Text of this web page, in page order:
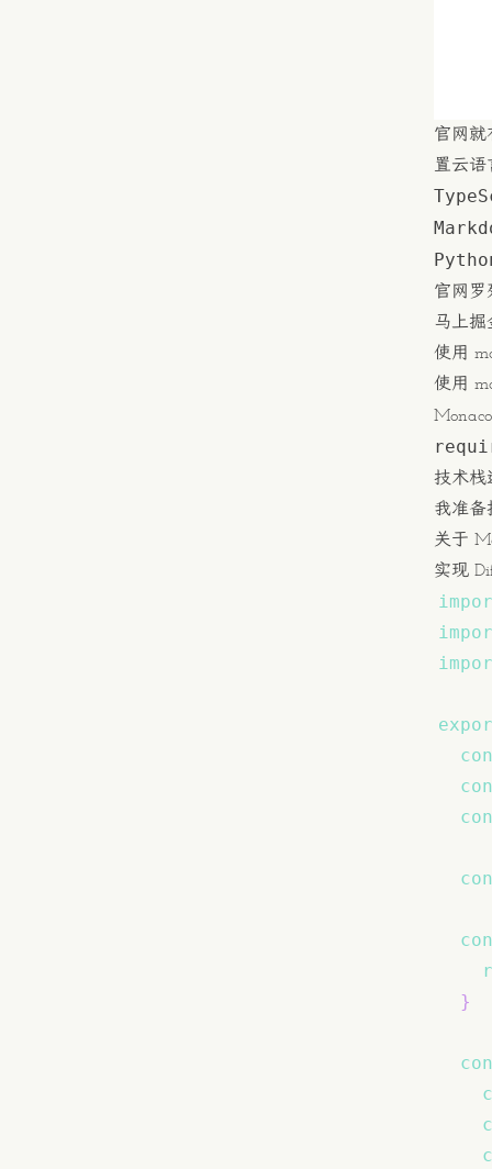
官网就
置云语
官网罗
马上掘
使用
使用
技术栈
我准备
关于
实现
}